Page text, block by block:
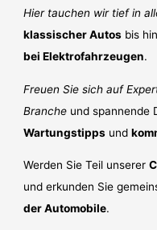
Hier tauchen wir tief in
klassischer Autos bis
bei Elektrofahrzeugen.
Freuen Sie sich auf
Branche und spannende
Wartungstipps und
Werden Sie Teil unserer
und erkunden Sie
der Automobile.